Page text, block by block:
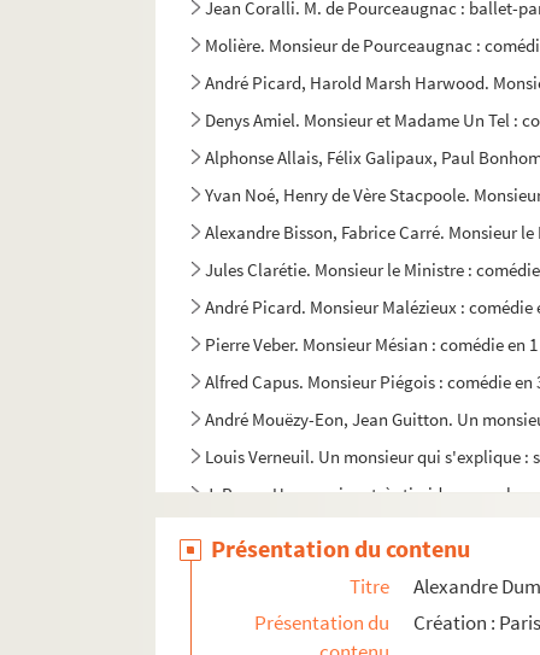
Jean Coralli. M. de Pourceaugnac : ballet-
Molière. Monsieur de Pourceaugnac :
André Picard, Harold Marsh Harwood.
Denys Amiel. Monsieur et Madame Un Tel :
Alphonse Allais, Félix Galipaux, Paul
Yvan Noé, Henry de Vère Stacpoole.
Alexandre Bisson, Fabrice Carré. Monsieur
Jules Clarétie. Monsieur le Ministre :
André Picard. Monsieur Malézieux : comédie
Pierre Veber. Monsieur Mésian : comédie en
Alfred Capus. Monsieur Piégois : comédie en
André Mouëzy-Eon, Jean Guitton. Un
Louis Verneuil. Un monsieur qui s'explique :
J. Reyar. Un monsieur très timide :
Octave Feuillet. Montjoye : comédie en 5
Présentation du contenu
Titre
Alexandre
Présentation du
Création :